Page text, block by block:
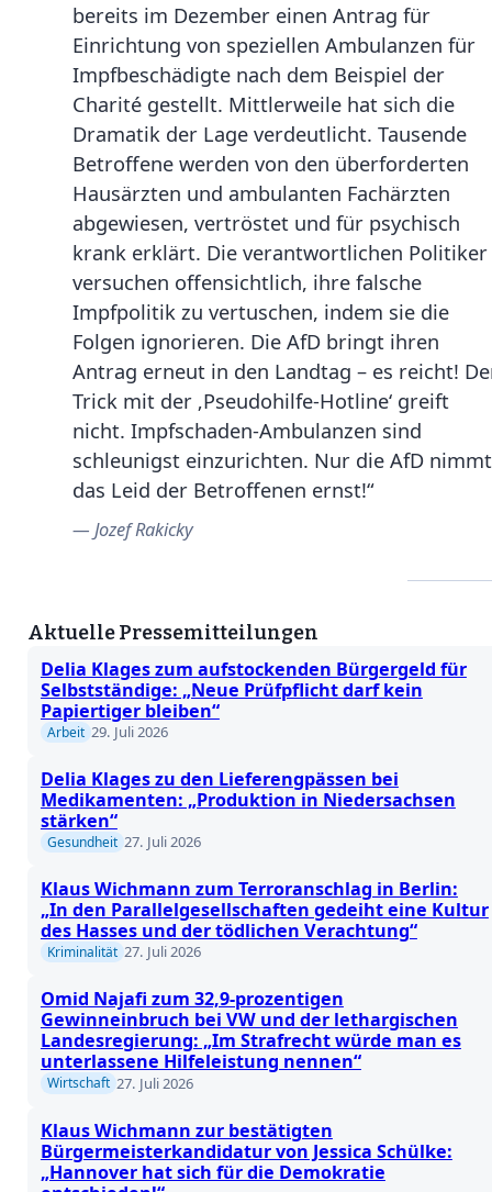
bereits im Dezember einen Antrag für
Einrichtung von speziellen Ambulanzen für
Impfbeschädigte nach dem Beispiel der
Charité gestellt. Mittlerweile hat sich die
Dramatik der Lage verdeutlicht. Tausende
Betroffene werden von den überforderten
Hausärzten und ambulanten Fachärzten
abgewiesen, vertröstet und für psychisch
krank erklärt. Die verantwortlichen Politiker
versuchen offensichtlich, ihre falsche
Impfpolitik zu vertuschen, indem sie die
Folgen ignorieren. Die AfD bringt ihren
Antrag erneut in den Landtag – es reicht!
Trick mit der ‚Pseudohilfe-Hotline‘ greift
nicht. Impfschaden-Ambulanzen sind
schleunigst einzurichten. Nur die AfD nimmt
das Leid der Betroffenen ernst!“
Jozef Rakicky
Aktuelle Pressemitteilungen
Delia Klages zum aufstockenden Bürgergeld für
Selbstständige: „Neue Prüfpflicht darf kein
Papiertiger bleiben“
Arbeit 29. Juli 2026
Delia Klages zu den Lieferengpässen bei
Medikamenten: „Produktion in Niedersachsen
stärken“
Gesundheit 27. Juli 2026
Klaus Wichmann zum Terroranschlag in Berlin:
„In den Parallelgesellschaften gedeiht eine Kultur
des Hasses und der tödlichen Verachtung“
Kriminalität 27. Juli 2026
Omid Najafi zum 32,9-prozentigen
Gewinneinbruch bei VW und der lethargischen
Landesregierung: „Im Strafrecht würde man es
unterlassene Hilfeleistung nennen“
Wirtschaft 27. Juli 2026
Klaus Wichmann zur bestätigten
Bürgermeisterkandidatur von Jessica Schülke:
„Hannover hat sich für die Demokratie